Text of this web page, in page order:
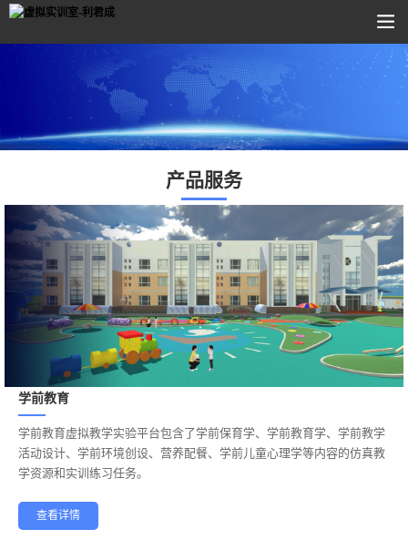
产品服务
学前教育
——
学前教育虚拟教学实验平台包含了学前保育学、学前教育学、学前教学
活动设计、学前环境创设、营养配餐、学前儿童心理学等内容的仿真教
学资源和实训练习任务。
查看详情